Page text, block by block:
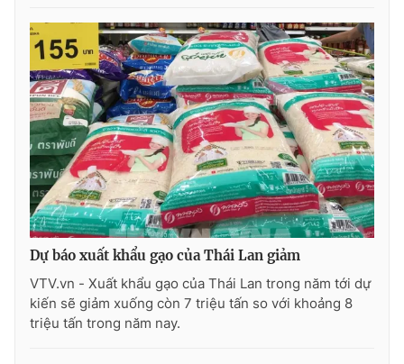
Email:
toasoan@vtv.vn
Liên hệ quảng cáo:024-7300.7108
® Cấm sao chép dưới mọi hình thức nếu không có sự chấp
thuận bằng văn bản. Ghi rõ nguồn VTV.vn khi phát hành lại
Dự báo xuất khẩu gạo của Thái Lan giảm
VTV.vn - Xuất khẩu gạo của Thái Lan trong năm tới dự
kiến sẽ giảm xuống còn 7 triệu tấn so với khoảng 8
triệu tấn trong năm nay.